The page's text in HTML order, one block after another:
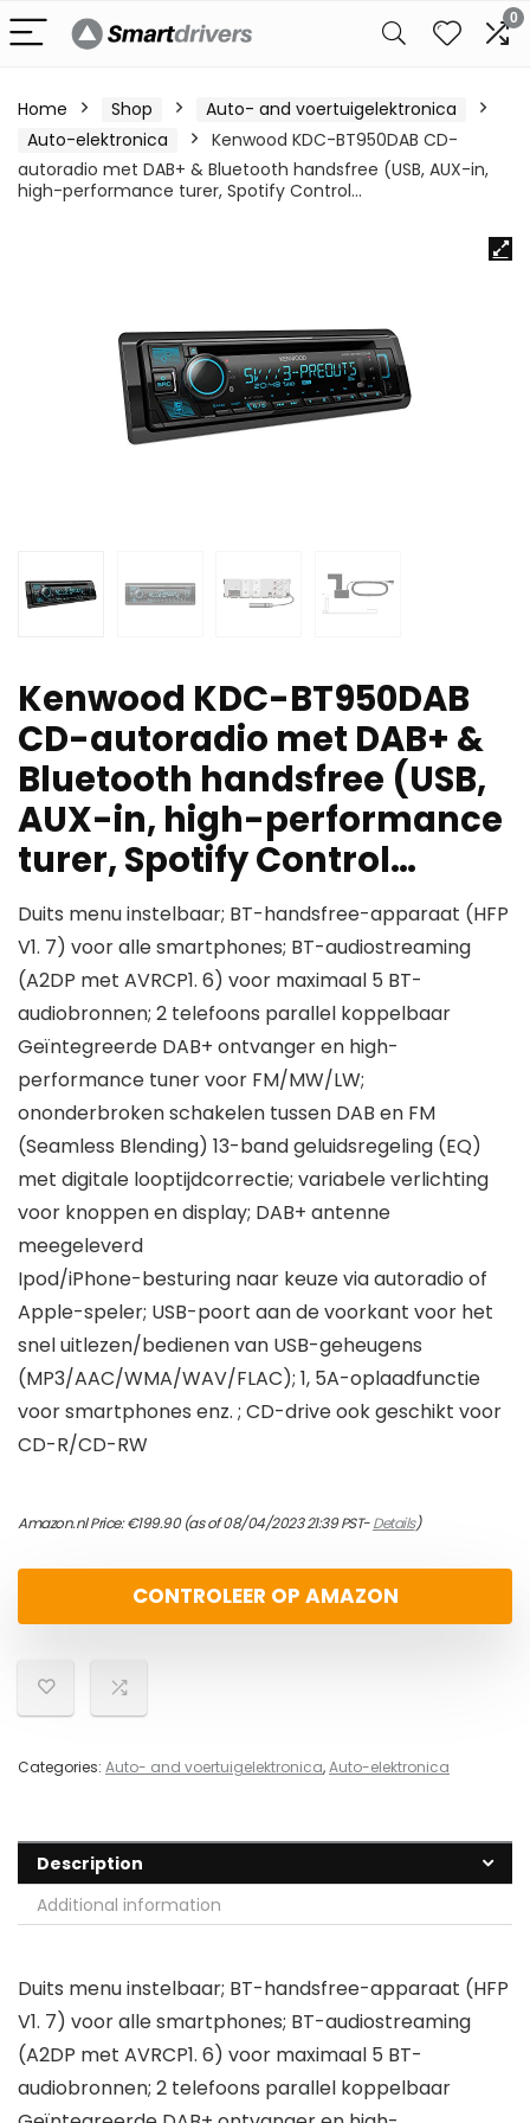
0
Home Shop
Auto- and voertuigelektronica
Auto-elektronica
Kenwood KDC-BT950DAB CD-
autoradio met DAB+ & Bluetooth handsfree (USB, AUX-in,
high-performance turer, Spotify Control…
Kenwood KDC-BT950DAB
CD-autoradio met DAB+ &
Bluetooth handsfree (USB,
AUX-in, high-performance
turer, Spotify Control…
Duits menu instelbaar; BT-handsfree-apparaat (HFP
V1. 7) voor alle smartphones; BT-audiostreaming
(A2DP met AVRCP1. 6) voor maximaal 5 BT-
audiobronnen; 2 telefoons parallel koppelbaar
Geïntegreerde DAB+ ontvanger en high-
performance tuner voor FM/MW/LW;
ononderbroken schakelen tussen DAB en FM
(Seamless Blending) 13-band geluidsregeling (EQ)
met digitale looptijdcorrectie; variabele verlichting
voor knoppen en display; DAB+ antenne
meegeleverd
Ipod/iPhone-besturing naar keuze via autoradio of
Apple-speler; USB-poort aan de voorkant voor het
snel uitlezen/bedienen van USB-geheugens
(MP3/AAC/WMA/WAV/FLAC); 1, 5A-oplaadfunctie
voor smartphones enz. ; CD-drive ook geschikt voor
CD-R/CD-RW
Amazon.nl Price:€199.90(as of 08/04/2023 21:39 PST-Details)
CONTROLEER OP AMAZON
Categories: Auto- and voertuigelektronica,Auto-elektronica
Description
Additional information
Duits menu instelbaar; BT-handsfree-apparaat (HFP
V1. 7) voor alle smartphones; BT-audiostreaming
(A2DP met AVRCP1. 6) voor maximaal 5 BT-
audiobronnen; 2 telefoons parallel koppelbaar